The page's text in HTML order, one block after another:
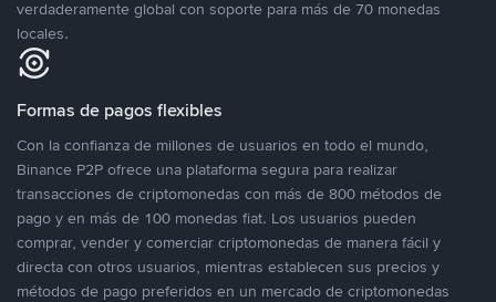
verdaderamente global con soporte para más de 70 monedas
locales.
Formas de pagos flexibles
Con la confianza de millones de usuarios en todo el mundo,
Binance P2P ofrece una plataforma segura para realizar
transacciones de criptomonedas con más de 800 métodos de
pago y en más de 100 monedas fiat. Los usuarios pueden
comprar, vender y comerciar criptomonedas de manera fácil y
directa con otros usuarios, mientras establecen sus precios y
métodos de pago preferidos en un mercado de criptomonedas